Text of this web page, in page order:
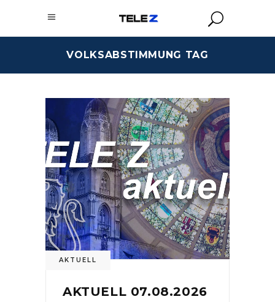
VOLKSABSTIMMUNG TAG
AKTUELL
AKTUELL 07.08.2026